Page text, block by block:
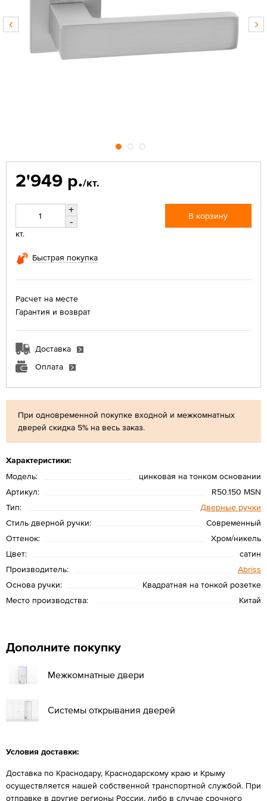
При одновременной покупке входной и межкомнатных
дверей скидка 5% на весь заказ.
Характеристики:
Модель:
цинковая на тонком основании
Артикул:
R50.150 MSN
Тип:
Дверные ручки
Стиль дверной ручки:
Современный
Оттенок:
Хром/никель
Цвет:
сатин
Производитель:
Abriss
Основа ручки:
Квадратная на тонкой розетке
Место производства:
Китай
2'949 р./кт.
+
-
кт.
В корзину
Быстрая покупка
Расчет на месте
Гарантия и возврат
Доставка
Оплата
Дополните покупку
Межкомнатные двери
Системы открывания дверей
Условия доставки:
Доставка по Краснодару, Краснодарскому краю и Крыму
осуществляется нашей собственной транспортной службой. При
отправке в другие регионы России, либо в случае срочного